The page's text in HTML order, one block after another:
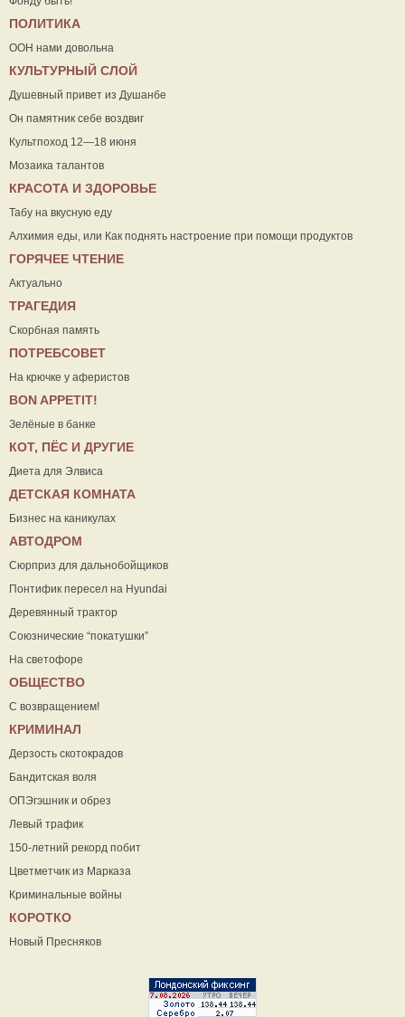
ПОЛИТИКА
ООН нами довольна
КУЛЬТУРНЫЙ СЛОЙ
Душевный привет из Душанбе
Он памятник себе воздвиг
Культпоход 12—18 июня
Мозаика талантов
КРАСОТА И ЗДОРОВЬЕ
Табу на вкусную еду
Алхимия еды, или Как поднять настроение при помощи продуктов
ГОРЯЧЕЕ ЧТЕНИЕ
Актуально
ТРАГЕДИЯ
Скорбная память
ПОТРЕБСОВЕТ
На крючке у аферистов
ВON APPETIT!
Зелёные в банке
КОТ, ПЁС И ДРУГИЕ
Диета для Элвиса
ДЕТСКАЯ КОМНАТА
Бизнес на каникулах
АВТОДРОМ
Сюрприз для дальнобойщиков
Понтифик пересел на Hyundai
Деревянный трактор
Союзнические “покатушки”
На светофоре
ОБЩЕСТВО
С возвращением!
КРИМИНАЛ
Дерзость скотокрадов
Бандитская воля
ОПЭгэшник и обрез
Левый трафик
150-летний рекорд побит
Цветметчик из Марказа
Криминальные войны
КОРОТКО
Новый Пресняков